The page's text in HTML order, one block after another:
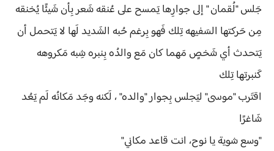
جَلس "لُقمان " إلى جوارِها يَمسح على عُنقه شَعر بِأن شَيئًا يُخنقه
مِن حَركتها السَفيهه تِلك فَهو بِرغم حُبه الشَديد لَها لا يَتحمل أن
يَتحدث أي شَخصٍ مَهما كان مَع والدُه بِنبره شِبه مَكروهه
كَنبرتها تِلك
اقتَرب "موسى" ليَجلس بِجوار "والده" ، لَكنه وجَد مَكانُه لَم يَعُد
شَاغرًا
"وسع شوية يا نوح، انت قاعد مكاني"